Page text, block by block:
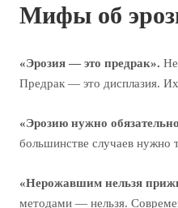
Мифы об
«Эрозия — это предрак».
Предрак — это дисплазия.
«Эрозию нужно
большинстве случаев нужно
«Нерожавшим нельзя
методами — нельзя.